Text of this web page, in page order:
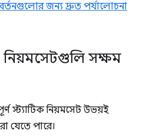
জন্য দ্রুত পর্যালোচনা
নিয়মসেটগুলি সক্ষম
স্ট্যাটিক নিয়মসেট উভয়ই
যেতে পারে।